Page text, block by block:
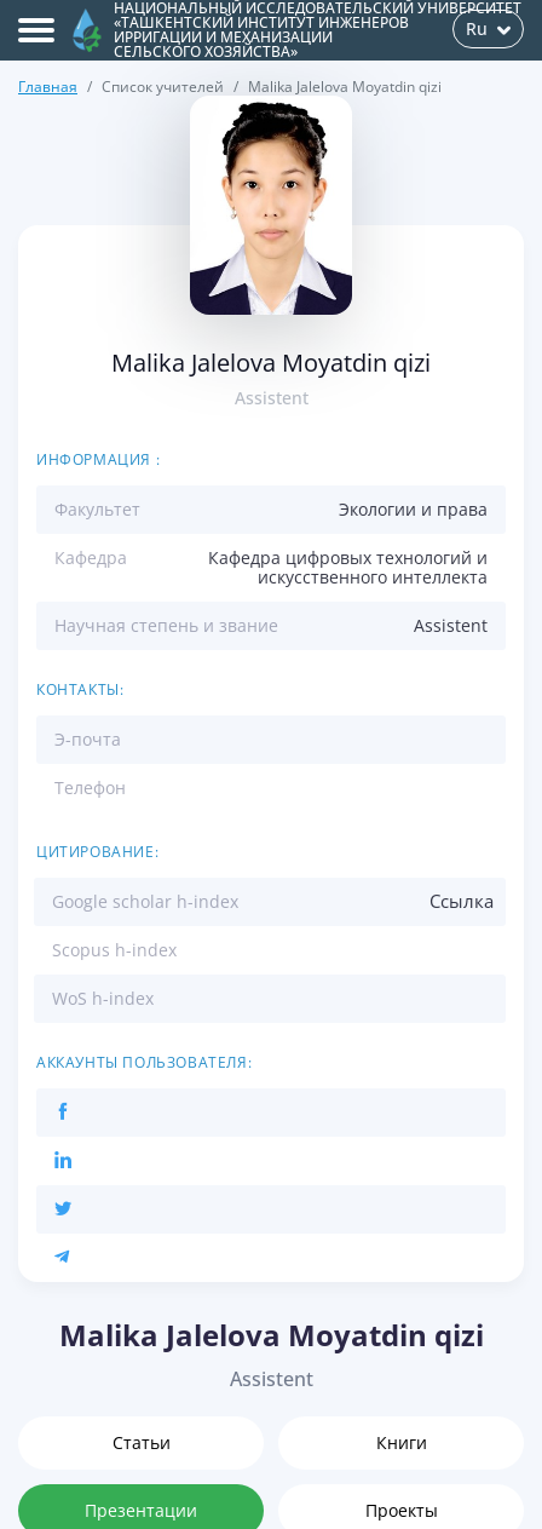
НАЦИОНАЛЬНЫЙ ИССЛЕДОВАТЕЛЬСКИЙ УНИВЕРСИТЕТ
«ТАШКЕНТСКИЙ ИНСТИТУТ ИНЖЕНЕРОВ
ИРРИГАЦИИ И МЕХАНИЗАЦИИ
СЕЛЬСКОГО ХОЗЯЙСТВА»
Ru
Главная Список учителей Malika Jalelova Moyatdin qizi
Malika Jalelova Moyatdin qizi
Assistent
ИНФОРМАЦИЯ :
Факультет Экологии и права
Кафедра
Кафедра цифровых технологий и
искусственного интеллекта
Научная степень и звание Assistent
КОНТАКТЫ:
Э-почта
Телефон
ЦИТИРОВАНИЕ:
Google scholar h-index Ссылка
Scopus h-index
WoS h-index
АККАУНТЫ ПОЛЬЗОВАТЕЛЯ:
Malika Jalelova Moyatdin qizi
Assistent
Статьи Книги
Презентации Проекты